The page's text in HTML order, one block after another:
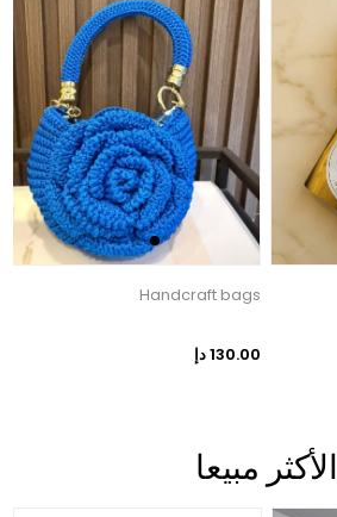
Handcraft bags
130.00 دإ
الأكثر مبيعا